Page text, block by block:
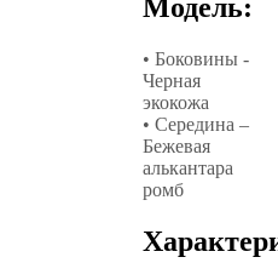
Модель:
• Боковины -
Черная
экокожа
• Середина –
Бежевая
алькантара
ромб